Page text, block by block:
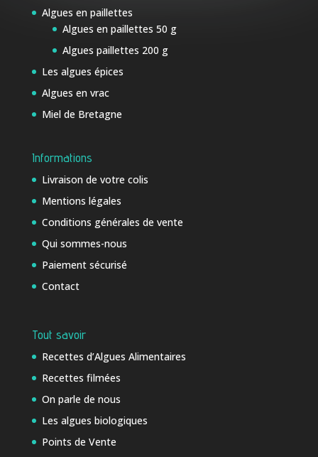
Algues en paillettes
Algues en paillettes 50 g
Algues paillettes 200 g
Les algues épices
Algues en vrac
Miel de Bretagne
Informations
Livraison de votre colis
Mentions légales
Conditions générales de vente
Qui sommes-nous
Paiement sécurisé
Contact
Tout savoir
Recettes d’Algues Alimentaires
Recettes filmées
On parle de nous
Les algues biologiques
Points de Vente